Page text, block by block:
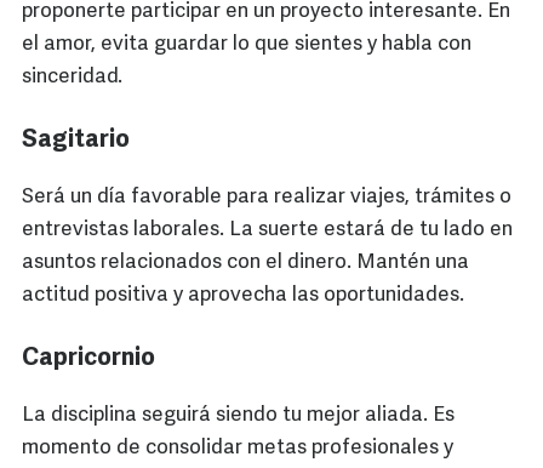
proponerte participar en un proyecto interesante. En
el amor, evita guardar lo que sientes y habla con
sinceridad.
Sagitario
Será un día favorable para realizar viajes, trámites o
entrevistas laborales. La suerte estará de tu lado en
asuntos relacionados con el dinero. Mantén una
actitud positiva y aprovecha las oportunidades.
Capricornio
La disciplina seguirá siendo tu mejor aliada. Es
momento de consolidar metas profesionales y